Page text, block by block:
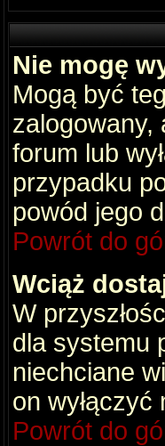
Nie mogę
Mogą być
zalogowany,
forum lub
przypadku
powód jego
Powrót do
Wciąż
W
dla systemu
niechciane
on
Powrót do